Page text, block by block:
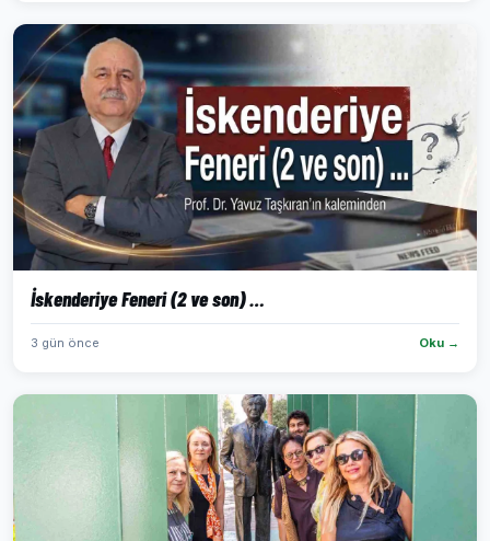
İskenderiye Feneri (2 ve son) …
3 gün önce Oku →